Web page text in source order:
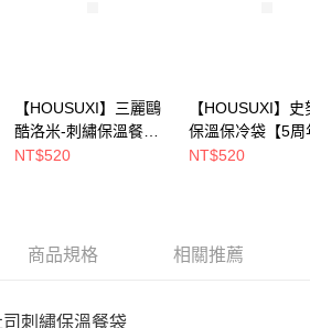
【HOUSUXI】三麗鷗
酷洛米-刺繡保溫餐袋
【5周年慶↘三件75
NT$520
【HOUSUXI】
保溫保冷袋【5周
↘三件75折】
NT$520
商品規格 相關推薦